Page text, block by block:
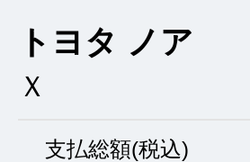
トヨタ ノア
Ｘ
支払総額(税込)